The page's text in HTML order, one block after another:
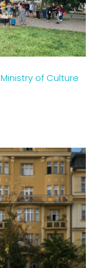
Ministry of Culture